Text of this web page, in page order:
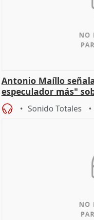
Antonio Maíllo
especulador más"
Becerril
Sonido Totales